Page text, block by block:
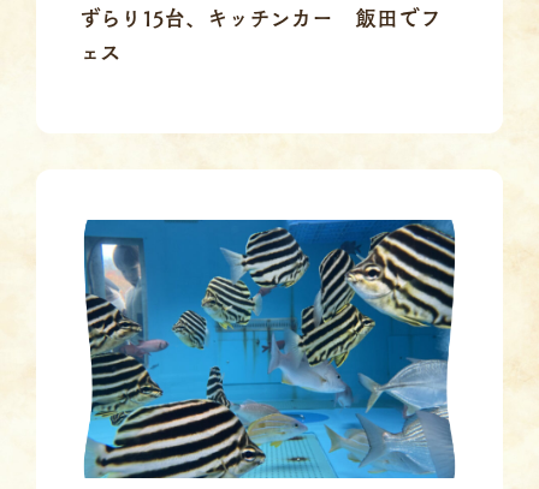
ずらり15台、キッチンカー 飯田でフ
ェス